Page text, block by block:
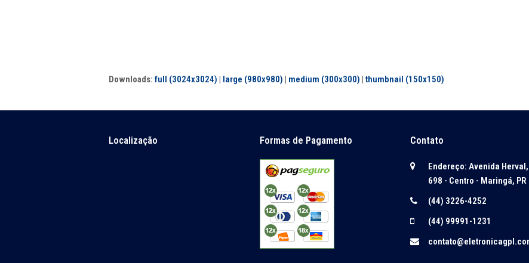
Downloads: full (3024x3024) | large (980x980) | medium (300x300) | thumbnail (150x150)
Localização Formas de Pagamento Contato
Endereço: Avenida Herval,
698 - Centro - Maringá, PR
(44) 3226-4252
(44) 99991-1231